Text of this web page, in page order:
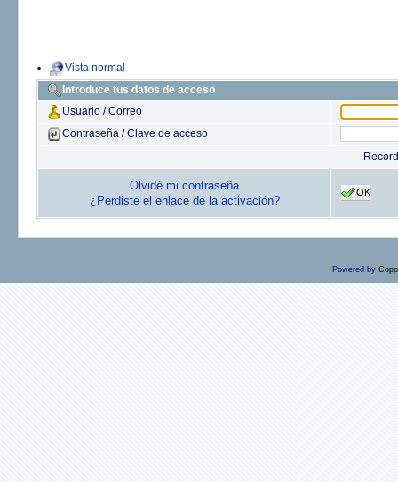
Vista normal
Introduce tus datos de acceso
Usuario / Correo
Contraseña / Clave de acceso
Olvidé mi contraseña
¿Perdiste el enlace de la activación?
OK
Powered by